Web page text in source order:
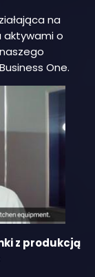
na
aktywami o
One.
z produkcją